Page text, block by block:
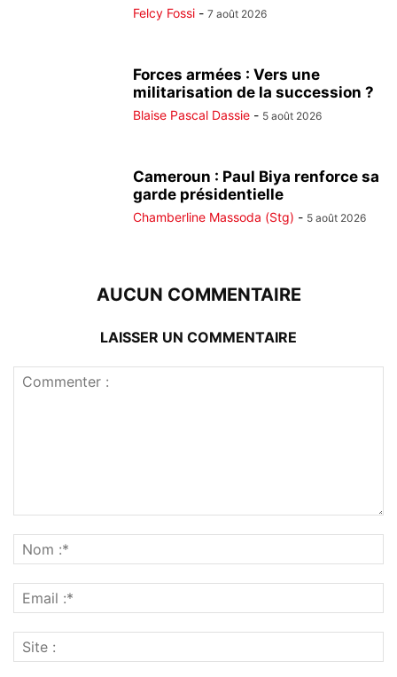
Felcy Fossi - 7 août 2026
Forces armées : Vers une
militarisation de la succession ?
Blaise Pascal Dassie - 5 août 2026
Cameroun : Paul Biya renforce sa
garde présidentielle
Chamberline Massoda (Stg) - 5 août 2026
AUCUN COMMENTAIRE
LAISSER UN COMMENTAIRE